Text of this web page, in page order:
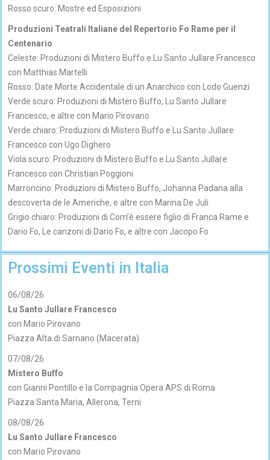
Rosso scuro: Mostre ed Esposizioni
Produzioni Teatrali Italiane del Repertorio Fo Rame per il
Centenario
Celeste: Produzioni di Mistero Buffo e Lu Santo Jullare Francesco
con Matthias Martelli
Rosso: Date Morte Accidentale di un Anarchico con Lodo Guenzi
Verde scuro: Produzioni di Mistero Buffo, Lu Santo Jullare
Francesco, e altre con Mario Pirovano
Verde chiaro: Produzioni di Mistero Buffo e Lu Santo Jullare
Francesco con Ugo Dighero
Viola scuro: Produzioni di Mistero Buffo e Lu Santo Jullare
Francesco con Christian Poggioni
Marroncino: Produzioni di Mistero Buffo, Johanna Padana alla
descoverta de le Americhe, e altre con Marina De Juli
Grigio chiaro: Produzioni di Com’è essere figlio di Franca Rame e
Dario Fo, Le canzoni di Dario Fo, e altre con Jacopo Fo
Prossimi Eventi in Italia
06/08/26
Lu Santo Jullare Francesco
con Mario Pirovano
Piazza Alta di Sarnano (Macerata)
07/08/26
Mistero Buffo
con Gianni Pontillo e la Compagnia Opera APS di Roma
Piazza Santa Maria, Allerona, Terni
08/08/26
Lu Santo Jullare Francesco
con Mario Pirovano